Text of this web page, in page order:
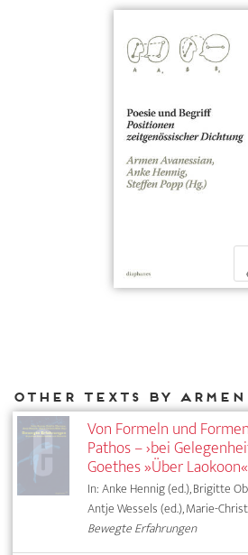
Von Formeln und
Pathos – ›bei
Goethes »Über Laokoon«
In: Anke Hennig (ed.), Brigitte
Antje Wessels (ed.), Marie-
Bewegte Erfahrungen